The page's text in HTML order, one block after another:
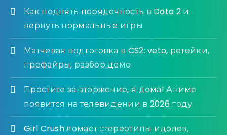
Как поднять порядочность в Dota 2 и
вернуть нормальные игры
Матчевая подготовка в CS2: veto, ретейки,
префайры, разбор демо
Простите за вторжение, я дома! Аниме
появится на телевидении в 2026 году
Girl Crush ломает стереотипы идолов,